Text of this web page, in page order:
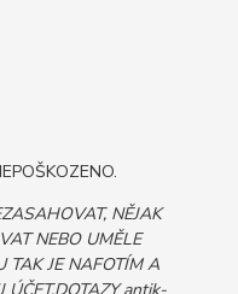
NĚJAK
NEBO UMĚLE
TAK JE NAFOTÍM A
antik-